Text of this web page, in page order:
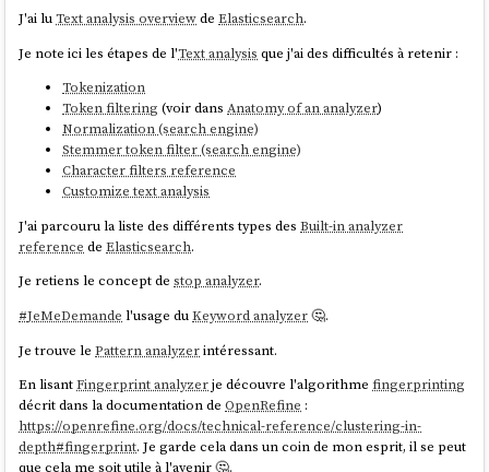
J'ai luText analysis overviewdeElasticsearch.
Je note ici les étapes de l'Text analysis que j'ai des difficultés à retenir :
Tokenization
Token filtering (voir dansAnatomy of an analyzer)
Normalization (search engine)
Stemmer token filter (search engine)
Character filters reference
Customize text analysis
J'ai parcouru la liste des différents types desBuilt-in analyzer
reference deElasticsearch.
Je retiens le concept destop analyzer.
#JeMeDemande l'usage duKeyword analyzer🤔.
Je trouve lePattern analyzerintéressant.
En lisantFingerprint analyzerje découvre l'algorithmefingerprinting
décrit dans la documentation deOpenRefine :
https://openrefine.org/docs/technical-reference/clustering-in-
depth#fingerprint. Je garde cela dans un coin de mon esprit, il se peut
que cela me soit utile à l'avenir 🤔.